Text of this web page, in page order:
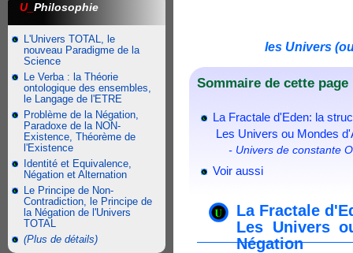
U_ Philosophie
L'Univers TOTAL, le
nouveau Paradigme de la
Science
Le Verba : la Théorie
ontologique des ensembles,
le Langage de l'ETRE
Problème de la Négation,
Paradoxe de la NON-
Existence, Théorème de
l'Existence
Identité et Equivalence,
Négation et Alternation
Le Principe de Non-
Contradiction, le Principe de
la Négation de l'Univers
TOTAL
(Plus de détails)
les Univers
Sommaire de cette page
La Fractale d'Eden: la
Les Univers ou Mondes
- Univers de constante
Voir aussi
La Fractale
Les Univers
Négation